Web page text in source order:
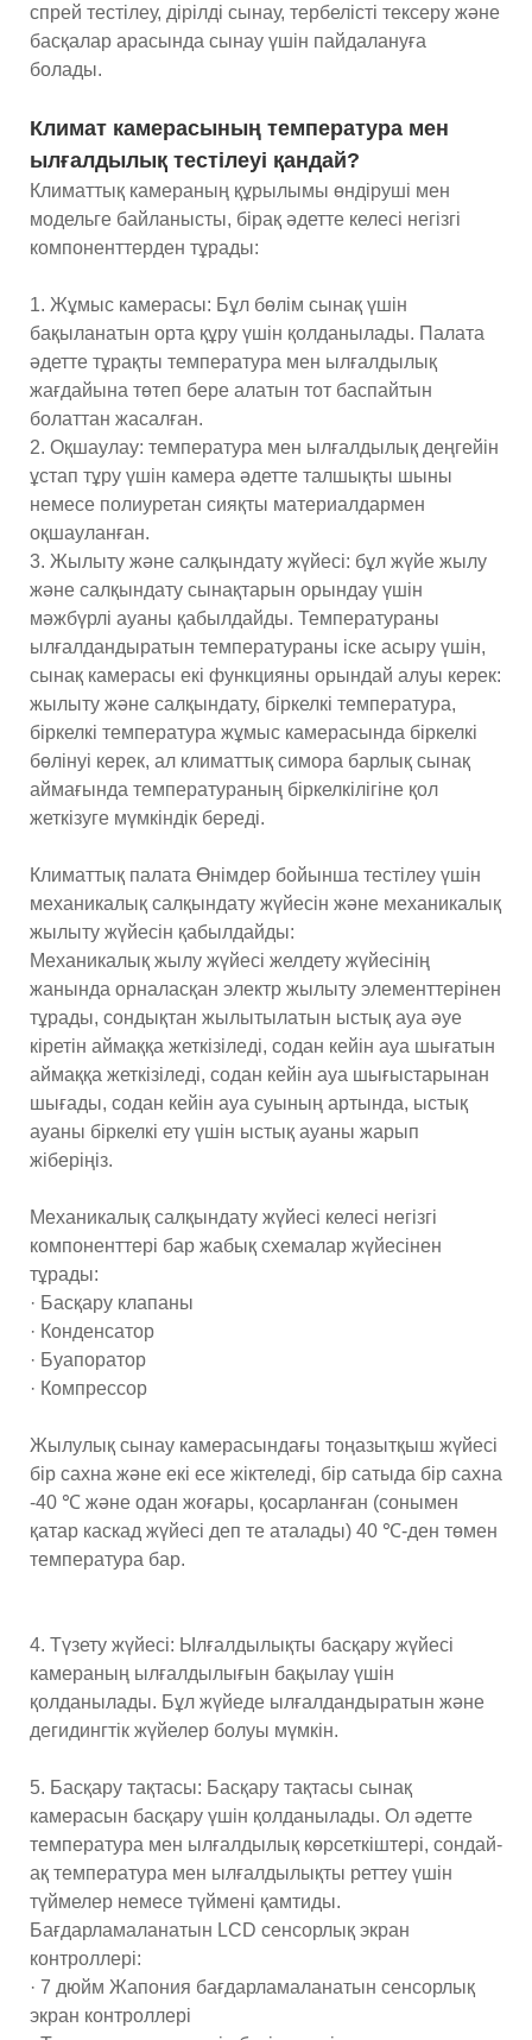
спрей тестілеу, дірілді сынау, тербелісті тексеру және
басқалар арасында сынау үшін пайдалануға
болады.
Климат камерасының температура мен
ылғалдылық тестілеуі қандай?
Климаттық камераның құрылымы өндіруші мен
модельге байланысты, бірақ әдетте келесі негізгі
компоненттерден тұрады:
1. Жұмыс камерасы: Бұл бөлім сынақ үшін
бақыланатын орта құру үшін қолданылады. Палата
әдетте тұрақты температура мен ылғалдылық
жағдайына төтеп бере алатын тот баспайтын
болаттан жасалған.
2. Оқшаулау: температура мен ылғалдылық деңгейін
ұстап тұру үшін камера әдетте талшықты шыны
немесе полиуретан сияқты материалдармен
оқшауланған.
3. Жылыту және салқындату жүйесі: бұл жүйе жылу
және салқындату сынақтарын орындау үшін
мәжбүрлі ауаны қабылдайды. Температураны
ылғалдандыратын температураны іске асыру үшін,
сынақ камерасы екі функцияны орындай алуы керек:
жылыту және салқындату, біркелкі температура,
біркелкі температура жұмыс камерасында біркелкі
бөлінуі керек, ал климаттық симора барлық сынақ
аймағында температураның біркелкілігіне қол
жеткізуге мүмкіндік береді.
Климаттық палата Өнімдер бойынша тестілеу үшін
механикалық салқындату жүйесін және механикалық
жылыту жүйесін қабылдайды:
Механикалық жылу жүйесі желдету жүйесінің
жанында орналасқан электр жылыту элементтерінен
тұрады, сондықтан жылытылатын ыстық ауа әуе
кіретін аймаққа жеткізіледі, содан кейін ауа шығатын
аймаққа жеткізіледі, содан кейін ауа шығыстарынан
шығады, содан кейін ауа суының артында, ыстық
ауаны біркелкі ету үшін ыстық ауаны жарып
жіберіңіз.
Механикалық салқындату жүйесі келесі негізгі
компоненттері бар жабық схемалар жүйесінен
тұрады:
· Басқару клапаны
· Конденсатор
· Буапоратор
· Компрессор
Жылулық сынау камерасындағы тоңазытқыш жүйесі
бір сахна және екі есе жіктеледі, бір сатыда бір сахна
-40 ℃ және одан жоғары, қосарланған (сонымен
қатар каскад жүйесі деп те аталады) 40 ℃-ден төмен
температура бар.
4. Түзету жүйесі: Ылғалдылықты басқару жүйесі
камераның ылғалдылығын бақылау үшін
қолданылады. Бұл жүйеде ылғалдандыратын және
дегидингтік жүйелер болуы мүмкін.
5. Басқару тақтасы: Басқару тақтасы сынақ
камерасын басқару үшін қолданылады. Ол әдетте
температура мен ылғалдылық көрсеткіштері, сондай-
ақ температура мен ылғалдылықты реттеу үшін
түймелер немесе түймені қамтиды.
Бағдарламаланатын LCD сенсорлық экран
контроллері:
· 7 дюйм Жапония бағдарламаланатын сенсорлық
экран контроллері